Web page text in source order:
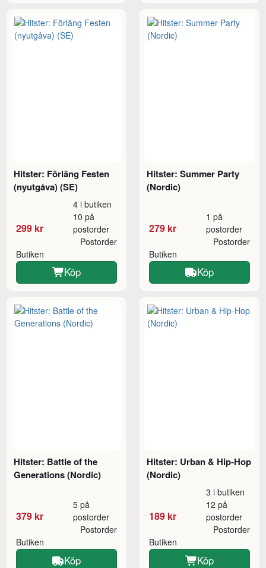
Hitster: Förläng Festen
(nyutgåva) (SE)
299 kr
4 i butiken
10 på
postorder
Butiken
Postorder
Köp
Hitster: Summer Party
(Nordic)
279 kr
1 på
postorder
Butiken
Postorder
Köp
Hitster: Battle of the
Generations (Nordic)
379 kr
5 på
postorder
Butiken
Postorder
Köp
Hitster: Urban & Hip-Hop
(Nordic)
189 kr
3 i butiken
12 på
postorder
Butiken
Postorder
Köp